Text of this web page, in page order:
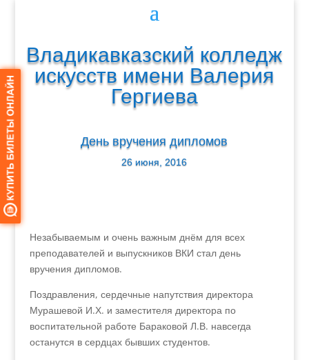
Владикавказский колледж
искусств имени Валерия
Гергиева
День вручения дипломов
26 июня, 2016
Незабываемым и очень важным днём для всех
преподавателей и выпускников ВКИ стал день
вручения дипломов.
Поздравления, сердечные напутствия директора
Мурашевой И.Х. и заместителя директора по
воспитательной работе Бараковой Л.В. навсегда
останутся в сердцах бывших студентов.